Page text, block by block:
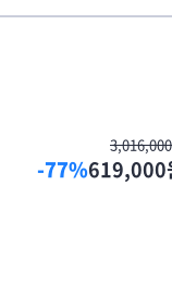
-77%619,000